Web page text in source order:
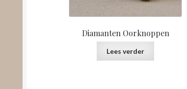
Diamanten Oorknoppen
Lees verder